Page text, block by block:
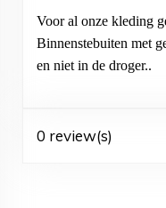
Voor al onze kleding
Binnenstebuiten met
en niet in de droger..
0 review(s)